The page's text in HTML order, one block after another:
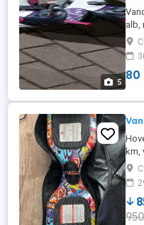
5
alb,
80
km,
(2 x